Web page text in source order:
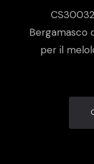
Bergamasco
per il